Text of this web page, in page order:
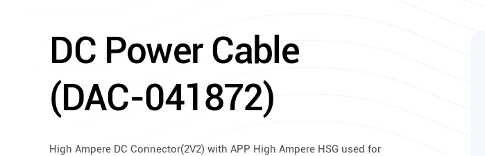
DC Power Cable
(DAC-041872)
High Ampere DC Connector(2V2) with APP High Ampere HSG used for